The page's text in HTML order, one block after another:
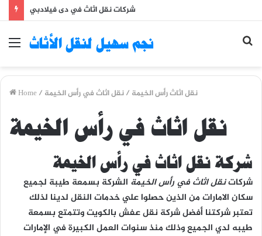
شركات نقل اثاث في دى فيلادبي
Menu
نجم سهيل لنقل الأثاث
Home / نقل اثاث رأس الخيمة /نقل اثاث في رأس الخيمة
نقل اثاث في رأس الخيمة
شركة نقل اثاث في رأس الخيمة
شركاتنقل اثاث في رأس الخيمة الشركة بسمعة طيبة لجميع
سكان الامارات من الذين حصلوا علي خدمات النقل لدينا لذلك
تعتبر شركتنا أفضل شركة نقل عفش بالكويت وتتمتع بسمعة
طيبه لدي الجميع وذلك منذ سنوات العمل الكبيرة في الإمارات